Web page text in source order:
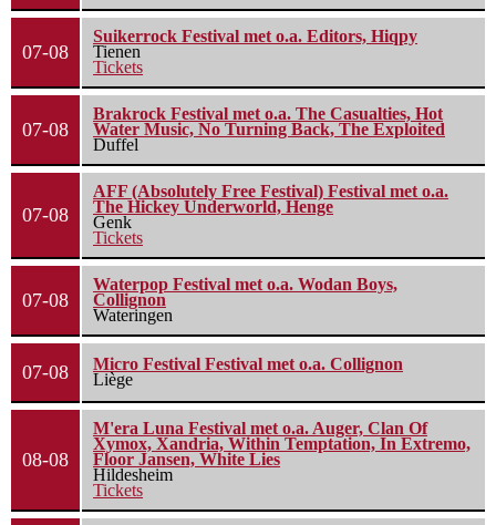
07-08
Suikerrock Festival met o.a. Editors, Hiqpy
Tienen
Tickets
07-08
Brakrock Festival met o.a. The Casualties, Hot
Water Music, No Turning Back, The Exploited
Duffel
07-08
AFF (Absolutely Free Festival) Festival met o.a.
The Hickey Underworld, Henge
Genk
Tickets
07-08
Waterpop Festival met o.a. Wodan Boys,
Collignon
Wateringen
07-08
Micro Festival Festival met o.a. Collignon
Liège
08-08
M'era Luna Festival met o.a. Auger, Clan Of
Xymox, Xandria, Within Temptation, In Extremo,
Floor Jansen, White Lies
Hildesheim
Tickets